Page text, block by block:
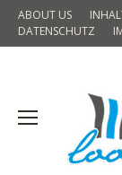
ABOUT US
DATENSCHUTZ